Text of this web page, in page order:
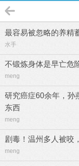
最容易被忽略的养精
水手
不锻炼身体是早亡危
meng
研究癌症60余年，孙
东西
meng
剧毒！温州多人被咬
meng